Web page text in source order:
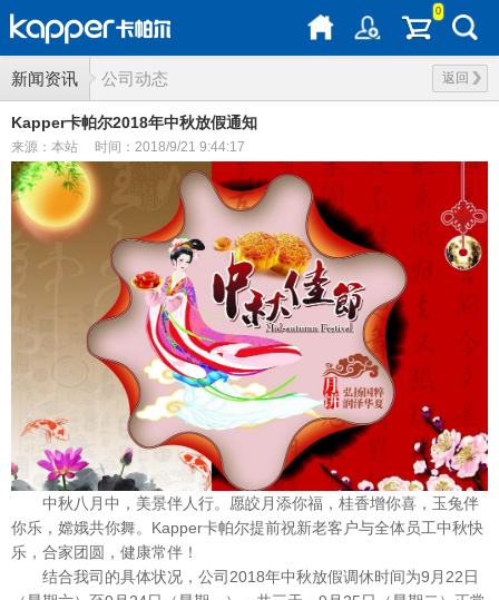
0
新闻资讯 返回
公司动态
Kapper卡帕尔2018年中秋放假通知
来源：本站 时间：2018/9/21 9:44:17
中秋八月中，美景伴人行。愿皎月添你福，桂香增你喜，玉兔伴
你乐，嫦娥共你舞。Kapper卡帕尔提前祝新老客户与全体员工中秋快
乐，合家团圆，健康常伴！
结合我司的具体状况，公司2018年中秋放假调休时间为9月22日